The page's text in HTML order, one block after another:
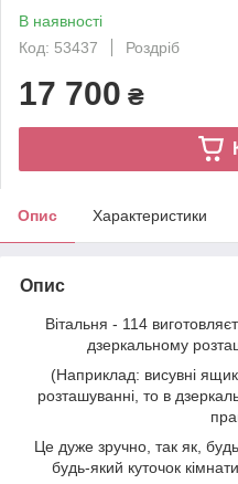
В наявності
Код: 53437
Роздріб
17 700 ₴
Опис Характеристики
Опис
Вітальня - 114
дзеркальному
(Наприклад: висувні
розташуванні, то в
Це дуже зручно, так як,
будь-який куточок